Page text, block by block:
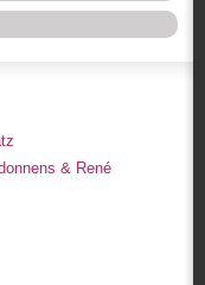
& René